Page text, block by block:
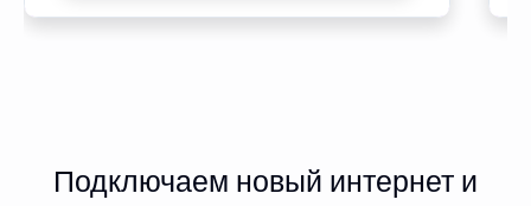
Подключаем новый интернет и